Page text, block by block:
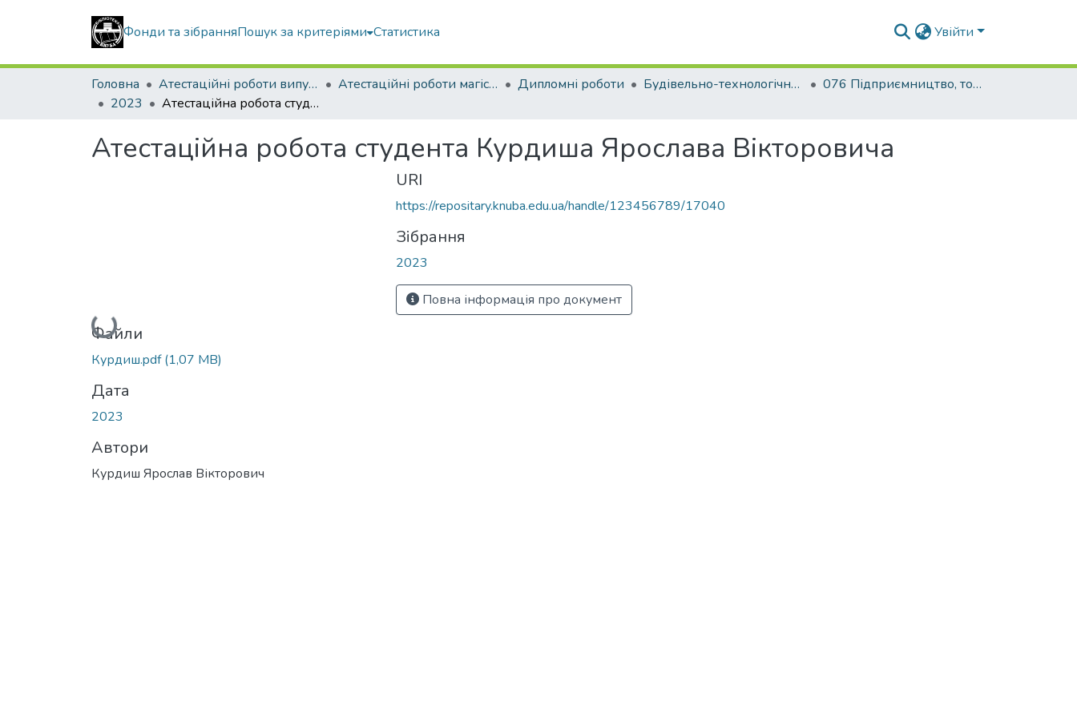
Фонди та зібранняПошук за критеріями Статистика Увійти
Головна Атестаційні роботи випускників Атестаційні роботи магістрів Дипломні роботи Будівельно-технологічний факультет
076 Підприємництво, торгівля та біржова діяльність. Товарознавство і комерційна діяльність
2023
Атестаційна робота студента Курдиша Ярослава Вікторовича
Атестаційна робота студента Курдиша Ярослава Вікторовича
Вантажиться...
Файли
Курдиш.pdf(1,07 MB)
Дата
2023
Автори
Курдиш Ярослав Вікторович
URI
https://repositary.knuba.edu.ua/handle/123456789/17040
Зібрання
2023
Повна інформація про документ